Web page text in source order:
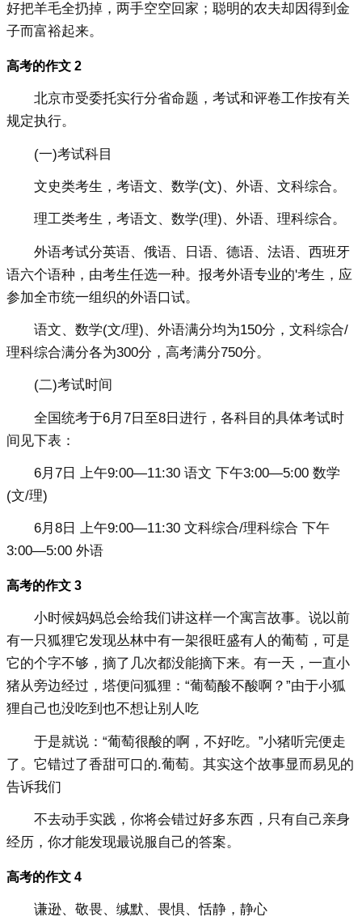
好把羊毛全扔掉，两手空空回家；聪明的农夫却因得到金
子而富裕起来。
高考的作文 2
北京市受委托实行分省命题，考试和评卷工作按有关
规定执行。
(一)考试科目
文史类考生，考语文、数学(文)、外语、文科综合。
理工类考生，考语文、数学(理)、外语、理科综合。
外语考试分英语、俄语、日语、德语、法语、西班牙
语六个语种，由考生任选一种。报考外语专业的'考生，应
参加全市统一组织的外语口试。
语文、数学(文/理)、外语满分均为150分，文科综合/
理科综合满分各为300分，高考满分750分。
(二)考试时间
全国统考于6月7日至8日进行，各科目的具体考试时
间见下表：
6月7日 上午9:00―11:30 语文 下午3:00―5:00 数学
(文/理)
6月8日 上午9:00―11:30 文科综合/理科综合 下午
3:00―5:00 外语
高考的作文 3
小时候妈妈总会给我们讲这样一个寓言故事。说以前
有一只狐狸它发现丛林中有一架很旺盛有人的葡萄，可是
它的个字不够，摘了几次都没能摘下来。有一天，一直小
猪从旁边经过，塔便问狐狸：“葡萄酸不酸啊？”由于小狐
狸自己也没吃到也不想让别人吃
于是就说：“葡萄很酸的啊，不好吃。”小猪听完便走
了。它错过了香甜可口的.葡萄。其实这个故事显而易见的
告诉我们
不去动手实践，你将会错过好多东西，只有自己亲身
经历，你才能发现最说服自己的答案。
高考的作文 4
谦逊、敬畏、缄默、畏惧、恬静，静心